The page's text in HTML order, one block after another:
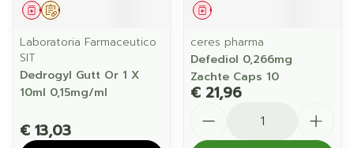
Op voorschrift
Geneesmiddel
Laboratoria Farmaceutico
SIT
Dedrogyl Gutt Or 1 X
10ml 0,15mg/ml
€ 13,03
Geneesmiddel
ceres pharma
Defediol 0,266mg
Zachte Caps 10
€ 21,96